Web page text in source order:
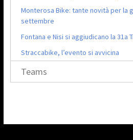
Monterosa Bike: tante novità per la
settembre
Fontana e Nisi si aggiudicano la 31a
Straccabike, l’evento si avvicina
Teams